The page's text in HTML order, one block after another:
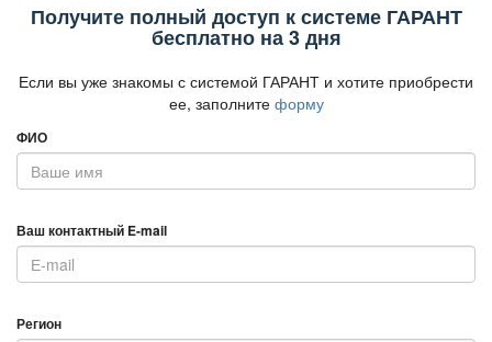
Получите полный доступ к системе ГАРАНТ
есплатно на 3 дня
Если вы уже знакомы с системой ГАРАНТ и хотите приобрести
ее, заполните форму
ФИО
аш контактный E-mail
Регион